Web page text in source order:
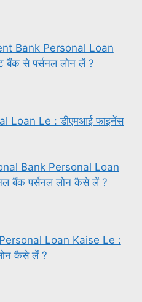
Bank Personal Loan
बैंक से पर्सनल लोन लें ?
Loan Le : डीएमआई फाइनेंस
Bank Personal Loan
बैंक पर्सनल लोन कैसे लें ?
Loan Kaise Le :
कैसे लें ?